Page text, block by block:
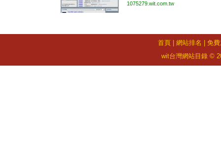
1075279.wit.com.tw
首頁| 網站排名
免
wit台灣網站目錄 ©